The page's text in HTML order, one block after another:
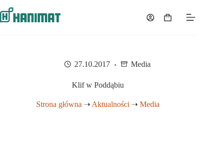
do
treści
Koszyk
27.10.2017 Media
Klif w Poddąbiu
Strona główna ➝ Aktualności ➝ Media